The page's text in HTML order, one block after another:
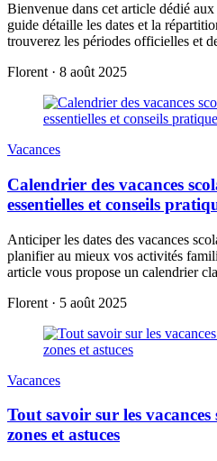
Bienvenue dans cet article dédié
guide détaille les dates et la
trouverez les périodes officielles et
Florent · 8 août 2025
Vacances
Calendrier des vacances
essentielles et conseils
Anticiper les dates des vacances
planifier au mieux vos activités
article vous propose un calendrier
Florent · 5 août 2025
Vacances
Tout savoir sur les vacances
zones et astuces